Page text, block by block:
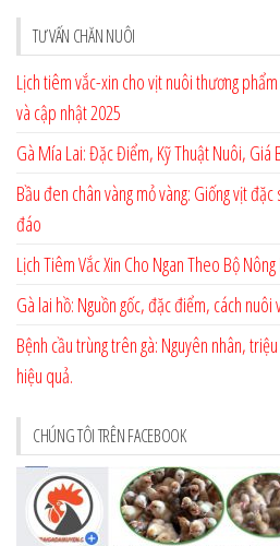
TƯ VẤN CHĂN NUÔI
Lịch tiêm vắc-xin cho vịt nuôi thương
và cập nhật 2025
Gà Mía Lai: Đặc Điểm, Kỹ Thuật Nuôi, Giá
Bầu đen chân vàng mỏ vàng: Giống vịt
đáo
Lịch Tiêm Vắc Xin Cho Ngan Theo Bộ
Gà lai hồ: Nguồn gốc, đặc điểm, cách
Bệnh cầu trùng trên gà: Nguyên nhân,
hiệu quả.
CHÚNG TÔI TRÊN FACEBOOK